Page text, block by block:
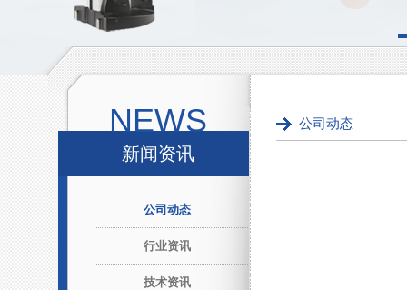
NEWS
新闻资讯
公司动态
行业资讯
技术资讯
公司动态